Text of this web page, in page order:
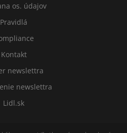
os. údajov
Pravidlá
Kontakt
newslettra
newslettra
Lidl.sk